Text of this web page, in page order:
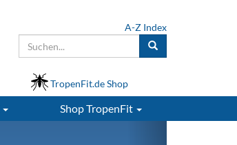
A-Z Index
TropenFit.de Shop
ShopTropenFit